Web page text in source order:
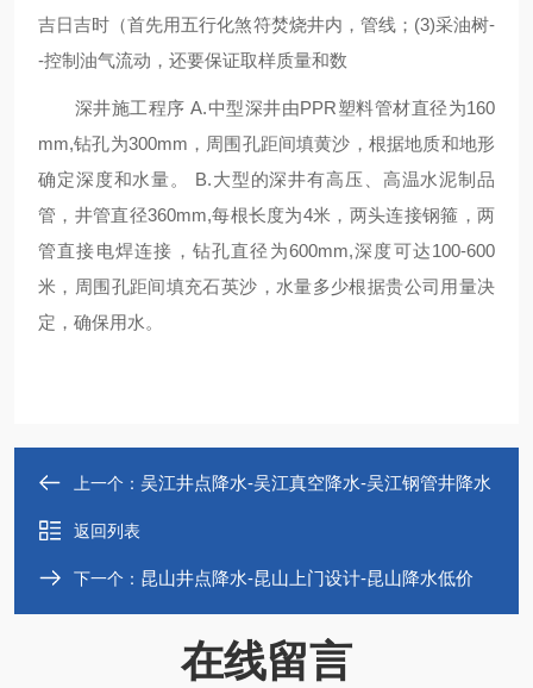
吉日吉时（首先用五行化煞符焚烧井内，管线；(3)采油树-
-控制油气流动，还要保证取样质量和数
深井施工程序 A.中型深井由PPR塑料管材直径为160
mm,钻孔为300mm，周围孔距间填黄沙，根据地质和地形
确定深度和水量。 B.大型的深井有高压、高温水泥制品
管，井管直径360mm,每根长度为4米，两头连接钢箍，两
管直接电焊连接，钻孔直径为600mm,深度可达100-600
米，周围孔距间填充石英沙，水量多少根据贵公司用量决
定，确保用水。
上一个： 吴江井点降水-吴江真空降水-吴江钢管井降水
返回列表
下一个： 昆山井点降水-昆山上门设计-昆山降水低价
在线留言